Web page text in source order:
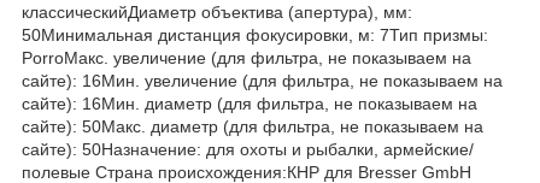
классическийДиаметр объектива (апертура), мм:
50Минимальная дистанция фокусировки, м: 7Тип призмы:
PorroМакс. увеличение (для фильтра, не показываем на
сайте): 16Мин. увеличение (для фильтра, не показываем на
сайте): 16Мин. диаметр (для фильтра, не показываем на
сайте): 50Макс. диаметр (для фильтра, не показываем на
сайте): 50Назначение: для охоты и рыбалки, армейские/
полевые Страна происхождения:КНР для Bresser GmbH